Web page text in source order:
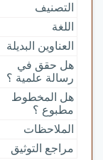
التصنيف
اللغة
العناوين البديلة
هل حقق في
رسالة علمية ؟
هل المخطوط
مطبوع ؟
الملاحظات
مراجع التوثيق